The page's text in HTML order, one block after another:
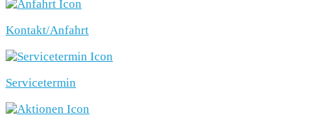
Kontakt/Anfahrt
Servicetermin